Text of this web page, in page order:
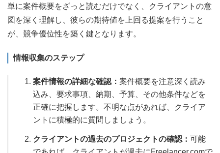
単に案件概要をざっと読むだけでなく、クライアントの意
図を深く理解し、彼らの期待値を上回る提案を行うこと
が、競争優位性を築く鍵となります。
情報収集のステップ
案件情報の詳細な確認： 案件概要を注意深く読み
込み、要求事項、納期、予算、その他条件などを
正確に把握します。不明な点があれば、クライア
ントに積極的に質問しましょう。
クライアントの過去のプロジェクトの確認： 可能